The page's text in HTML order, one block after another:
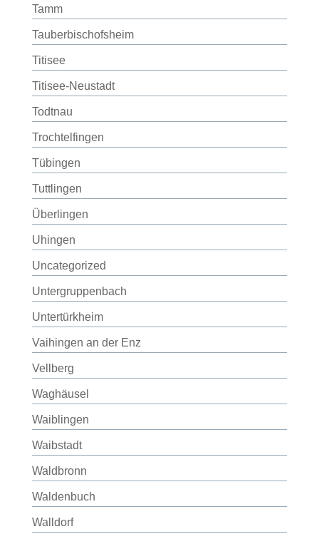
Tamm
Tauberbischofsheim
Titisee
Titisee-Neustadt
Todtnau
Trochtelfingen
Tübingen
Tuttlingen
Überlingen
Uhingen
Uncategorized
Untergruppenbach
Untertürkheim
Vaihingen an der Enz
Vellberg
Waghäusel
Waiblingen
Waibstadt
Waldbronn
Waldenbuch
Walldorf